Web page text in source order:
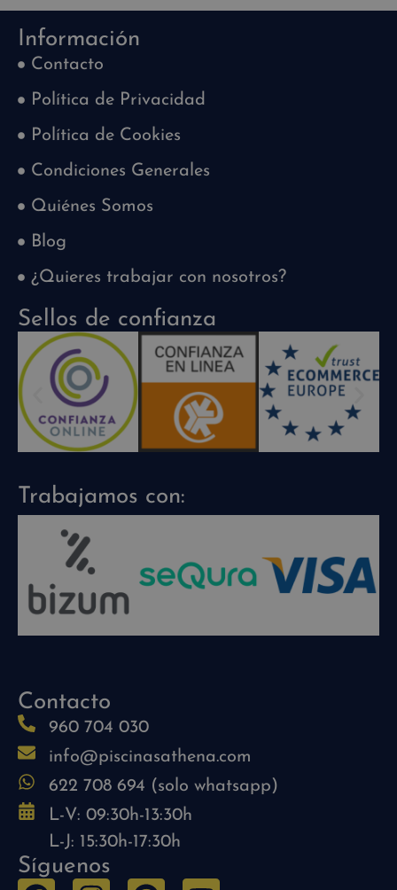
Información
Contacto
Política de Privacidad
Política de Cookies
Condiciones Generales
Quiénes Somos
Blog
¿Quieres trabajar con nosotros?
Sellos de confianza
Trabajamos con:
Contacto
960 704 030
info@piscinasathena.com
622 708 694 (solo whatsapp)
L-V: 09:30h-13:30h
L-J: 15:30h-17:30h
Síguenos